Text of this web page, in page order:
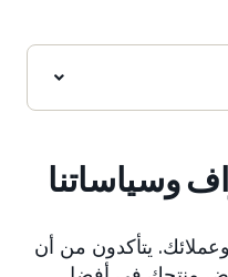
وسياساتنا
يتأكدون من أن